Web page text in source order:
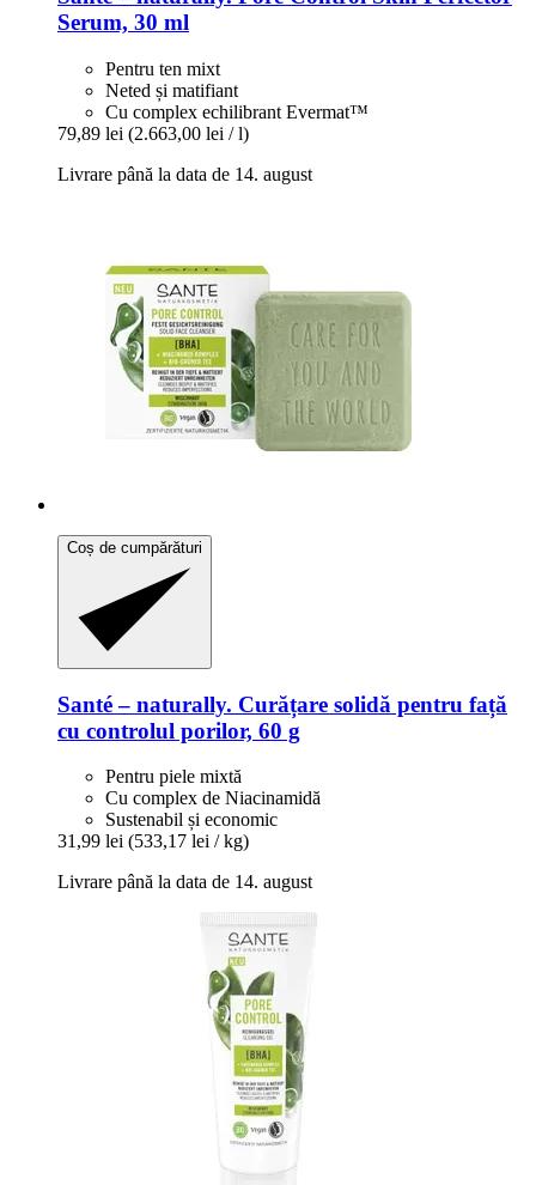
Serum, 30 ml
Pentru ten mixt
Neted și matifiant
Cu complex echilibrant Evermat™
79,89 lei (2.663,00 lei / l)
Livrare până la data de 14. august
Coș de cumpărături
Santé – naturally. Curățare solidă pentru față
cu controlul porilor, 60 g
Pentru piele mixtă
Cu complex de Niacinamidă
Sustenabil și economic
31,99 lei (533,17 lei / kg)
Livrare până la data de 14. august